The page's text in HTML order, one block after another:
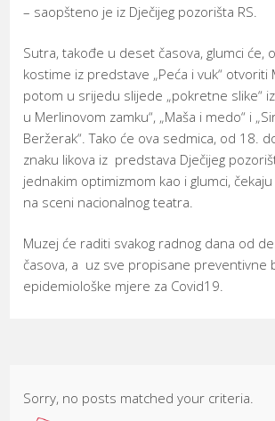
– saopšteno je iz Dječijeg pozorišta RS.
Sutra, takođe u deset časova, glumci će,
kostime iz predstave „Peća i vuk“ otvoriti
potom u srijedu slijede „pokretne slike“
u Merlinovom zamku“, „Maša i medo“ i
Beržerak“. Tako će ova sedmica, od 18.
znaku likova iz predstava Dječijeg
jednakim optimizmom kao i glumci,
na sceni nacionalnog teatra.
Muzej će raditi svakog radnog dana od
časova, a uz sve propisane preventivne
epidemiološke mjere za Covid19.
Sorry, no posts matched your criteria.